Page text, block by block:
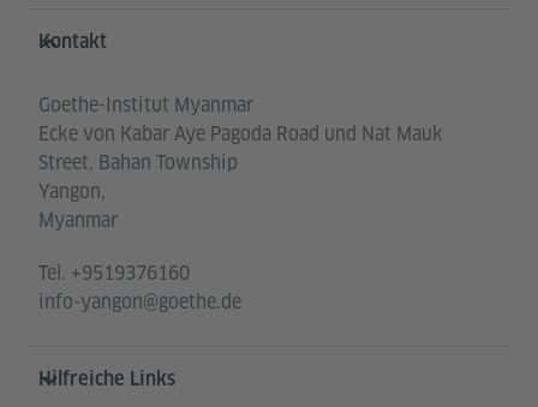
Service- und Informationsbereich
Kontakt
Goethe-Institut Myanmar
Ecke von Kabar Aye Pagoda Road und Nat Mauk
Street, Bahan Township
Yangon,
Myanmar
Tel. +9519376160
info-yangon@goethe.de
Hilfreiche Links